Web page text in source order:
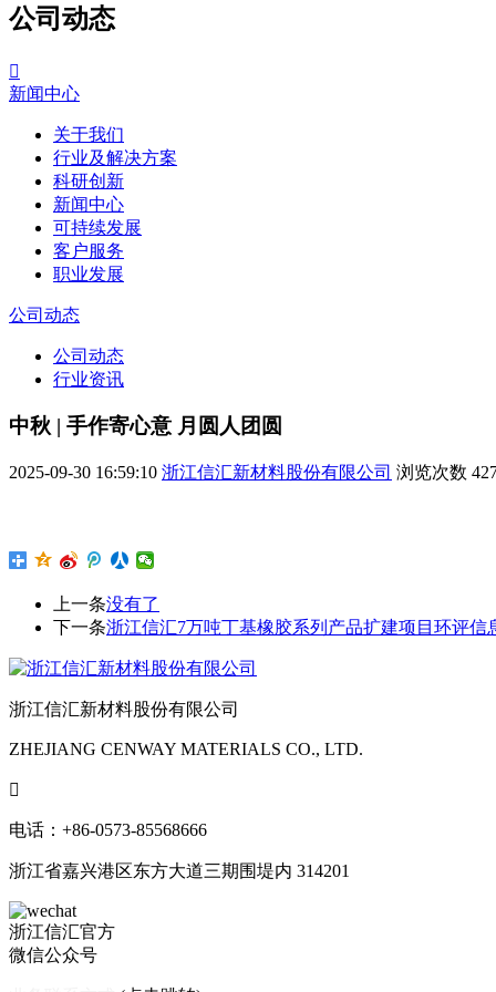
公司动态

新闻中心
关于我们
行业及解决方案
科研创新
新闻中心
可持续发展
客户服务
职业发展
公司动态
公司动态
行业资讯
中秋 | 手作寄心意 月圆人团圆
2025-09-30 16:59:10 浙江信汇新材料股份有限公司 浏览次数
上一条没有了
下一条浙江信汇7万吨丁基橡胶系列产品扩建项目环评信
浙江信汇新材料股份有限公司
ZHEJIANG CENWAY MATERIALS CO., LTD.

电话：+86-0573-85568666
浙江省嘉兴港区东方大道三期围堤内 314201
浙江信汇官方
微信公众号